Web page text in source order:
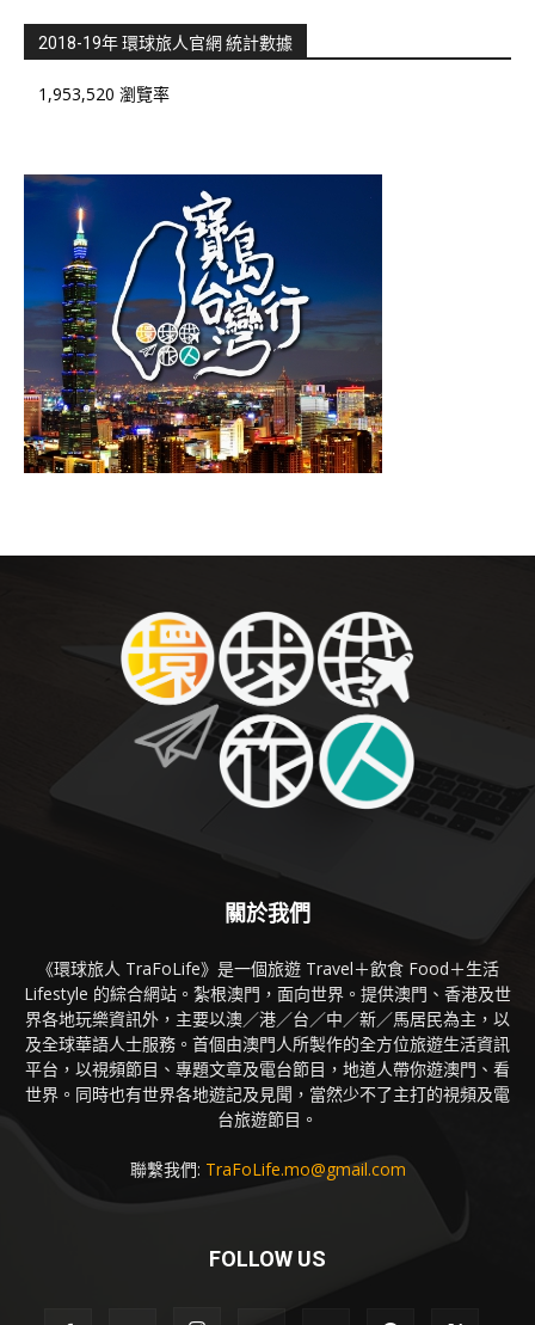
2018-19年 環球旅人官網 統計數據
1,953,520 瀏覽率
關於我們
《環球旅人 TraFoLife》是一個旅遊 Travel＋飲食 Food＋生活
Lifestyle 的綜合網站。紮根澳門，面向世界。提供澳門、香港及世
界各地玩樂資訊外，主要以澳／港／台／中／新／馬居民為主，以
及全球華語人士服務。首個由澳門人所製作的全方位旅遊生活資訊
平台，以視頻節目、專題文章及電台節目，地道人帶你遊澳門、看
世界。同時也有世界各地遊記及見聞，當然少不了主打的視頻及電
台旅遊節目。
聯繫我們: TraFoLife.mo@gmail.com
FOLLOW US